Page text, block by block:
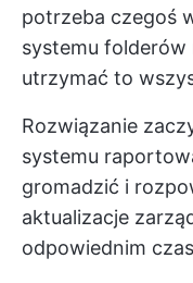
potrzeba czegoś
systemu
utrzymać to
Rozwiązanie
systemu
gromadzić i
aktualizacje
odpowiednim